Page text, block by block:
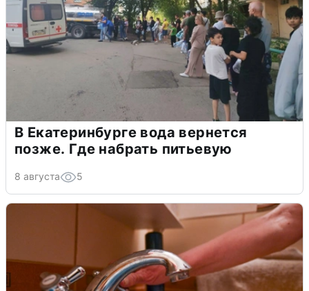
В Екатеринбурге вода вернется
позже. Где набрать питьевую
8 августа 5